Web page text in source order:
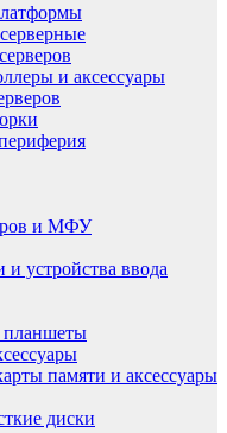
и аксессуары
и МФУ
устройства ввода
планшеты
памяти и аксессуары
диски